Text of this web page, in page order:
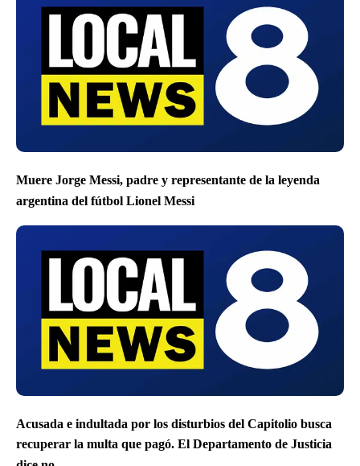
Muere Jorge Messi, padre y representante de la leyenda
argentina del fútbol Lionel Messi
Acusada e indultada por los disturbios del Capitolio busca
recuperar la multa que pagó. El Departamento de Justicia